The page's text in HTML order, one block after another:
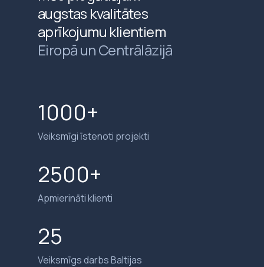
augstas kvalitātes
aprīkojumu klientiem
Eiropā un Centrālāzijā
1000+
Veiksmīgi īstenoti projekti
25
Veiksmīgs darbs Baltijas
2500+
Apmierināti klienti